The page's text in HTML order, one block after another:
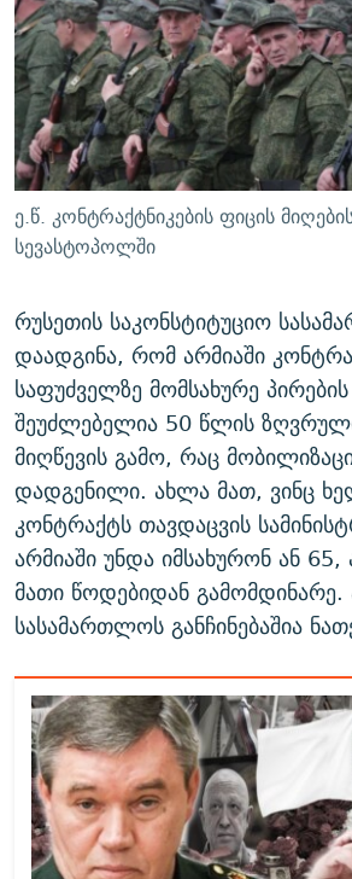
ᲛᲝᲚᲐᲞᲐᲠᲐᲙᲔ ᲢᲔᲥᲡᲢᲔᲑᲘ
ᲨᲘᲜ - ᲣᲪᲮᲝᲔᲗᲨᲘ
ᲚᲘᲢᲔᲠᲐᲢᲣᲠᲣᲚᲘ ᲬᲐᲮᲜᲐᲒᲔᲑᲘ
ᲐᲛᲔᲠᲘᲙᲣᲚᲘ ᲛᲝᲗᲮᲠᲝᲑᲐ
ᲘᲛᲞᲔᲠᲘᲐ ᲓᲐ ᲠᲐᲓᲘᲝ
ᲩᲔᲛᲘ ᲡᲘᲙᲕᲓᲘᲚᲘᲡ ᲛᲘᲖᲔᲖᲘᲐ COVID-19
11 ᲬᲔᲚᲘ - 11 ᲐᲛᲑᲐᲕᲘ
ᲡᲐᲞᲐᲠᲚᲐᲛᲔᲜᲢᲝ ᲐᲠᲩᲔᲕᲜᲔᲑᲘᲡ ᲘᲡᲢᲝᲠᲘᲐ
ᲑᲐᲕᲨᲕᲔᲑᲘ ᲞᲠᲝᲡᲢᲘᲢᲣᲪᲘᲐᲨᲘ -
5 ᲐᲛᲑᲐᲕᲘ - 20 ᲘᲕᲜᲘᲡᲡ ᲓᲐᲨᲐᲕᲔᲑᲣᲚᲔᲑᲘ
ᲐᲒᲕᲘᲡᲢᲝᲡ ᲝᲛᲘ
ᲒᲐᲛᲝᲘᲬᲔᲠᲔ
რთე/რთ-ის ყველა საიტი
ე.წ. კონტრაქტნიკების ფიცის
სევასტოპოლში
რუსეთის საკონსტიტუციო
დაადგინა, რომ არმიაში
საფუძველზე მომსახურე
შეუძლებელია 50 წლის
მიღწევის გამო, რაც
დადგენილი. ახლა მათ, ვინც
კონტრაქტს თავდაცვის
არმიაში უნდა იმსახურონ ან
მათი წოდებიდან გამომდინარე.
სასამართლოს განჩინებაშია